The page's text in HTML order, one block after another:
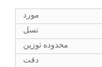
مورد
نسل
محدوده توزین
دقت